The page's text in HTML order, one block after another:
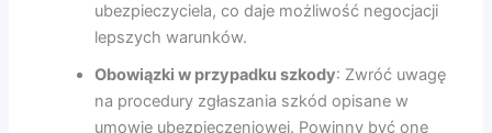
ubezpieczyciela, co daje możliwość negocjacji
lepszych warunków.
Obowiązki w przypadku szkody: Zwróć uwagę
na procedury zgłaszania szkód opisane w
umowie ubezpieczeniowej. Powinny być one